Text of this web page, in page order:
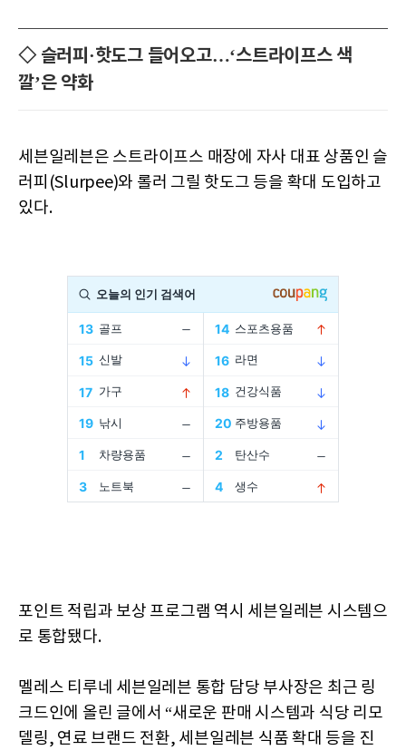
◇ 슬러피·핫도그 들어오고…‘스트라이프스 색
깔’은 약화
세븐일레븐은 스트라이프스 매장에 자사 대표 상품인 슬
러피(Slurpee)와 롤러 그릴 핫도그 등을 확대 도입하고
있다.
포인트 적립과 보상 프로그램 역시 세븐일레븐 시스템으
로 통합됐다.
멜레스 티루네 세븐일레븐 통합 담당 부사장은 최근 링
크드인에 올린 글에서 “새로운 판매 시스템과 식당 리모
델링, 연료 브랜드 전환, 세븐일레븐 식품 확대 등을 진